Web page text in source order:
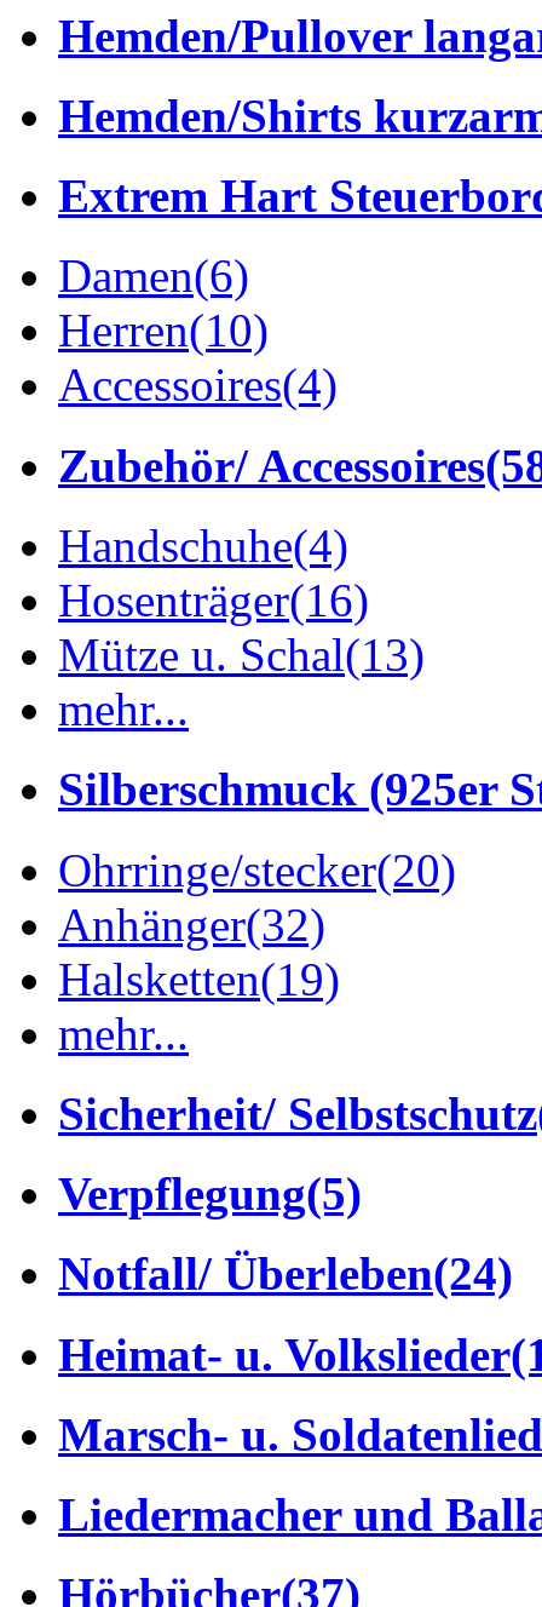
Hemden/Pullover
Hemden/Shirts
Extrem Hart
Damen(6)
Herren(10)
Accessoires(4)
Zubehör/ Accessoires
Handschuhe(4)
Hosenträger(16)
Mütze u. Schal(13)
mehr...
Silberschmuck (925er
Ohrringe/stecker(20)
Anhänger(32)
Halsketten(19)
mehr...
Sicherheit/ Selbstschutz
Verpflegung(5)
Notfall/ Überleben(24)
Heimat- u. Volkslieder
Marsch- u.
Liedermacher und
Hörbücher(37)